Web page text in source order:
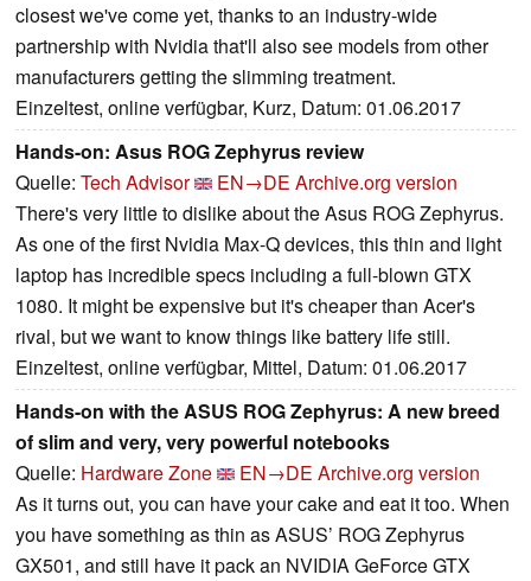
closest we've come yet, thanks to an industry-wide
partnership with Nvidia that'll also see models from other
manufacturers getting the slimming treatment.
Einzeltest, online verfügbar, Kurz, Datum: 01.06.2017
Hands-on: Asus ROG Zephyrus review
Quelle: Tech Advisor EN→DE Archive.org version
There's very little to dislike about the Asus ROG Zephyrus.
As one of the first Nvidia Max-Q devices, this thin and light
laptop has incredible specs including a full-blown GTX
1080. It might be expensive but it's cheaper than Acer's
rival, but we want to know things like battery life still.
Einzeltest, online verfügbar, Mittel, Datum: 01.06.2017
Hands-on with the ASUS ROG Zephyrus: A new breed
of slim and very, very powerful notebooks
Quelle: Hardware Zone EN→DE Archive.org version
As it turns out, you can have your cake and eat it too. When
you have something as thin as ASUS’ ROG Zephyrus
GX501, and still have it pack an NVIDIA GeForce GTX